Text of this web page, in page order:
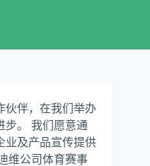
伙伴，在我们举办
步。 我们愿意通
业及产品宣传提供
维公司体育赛事